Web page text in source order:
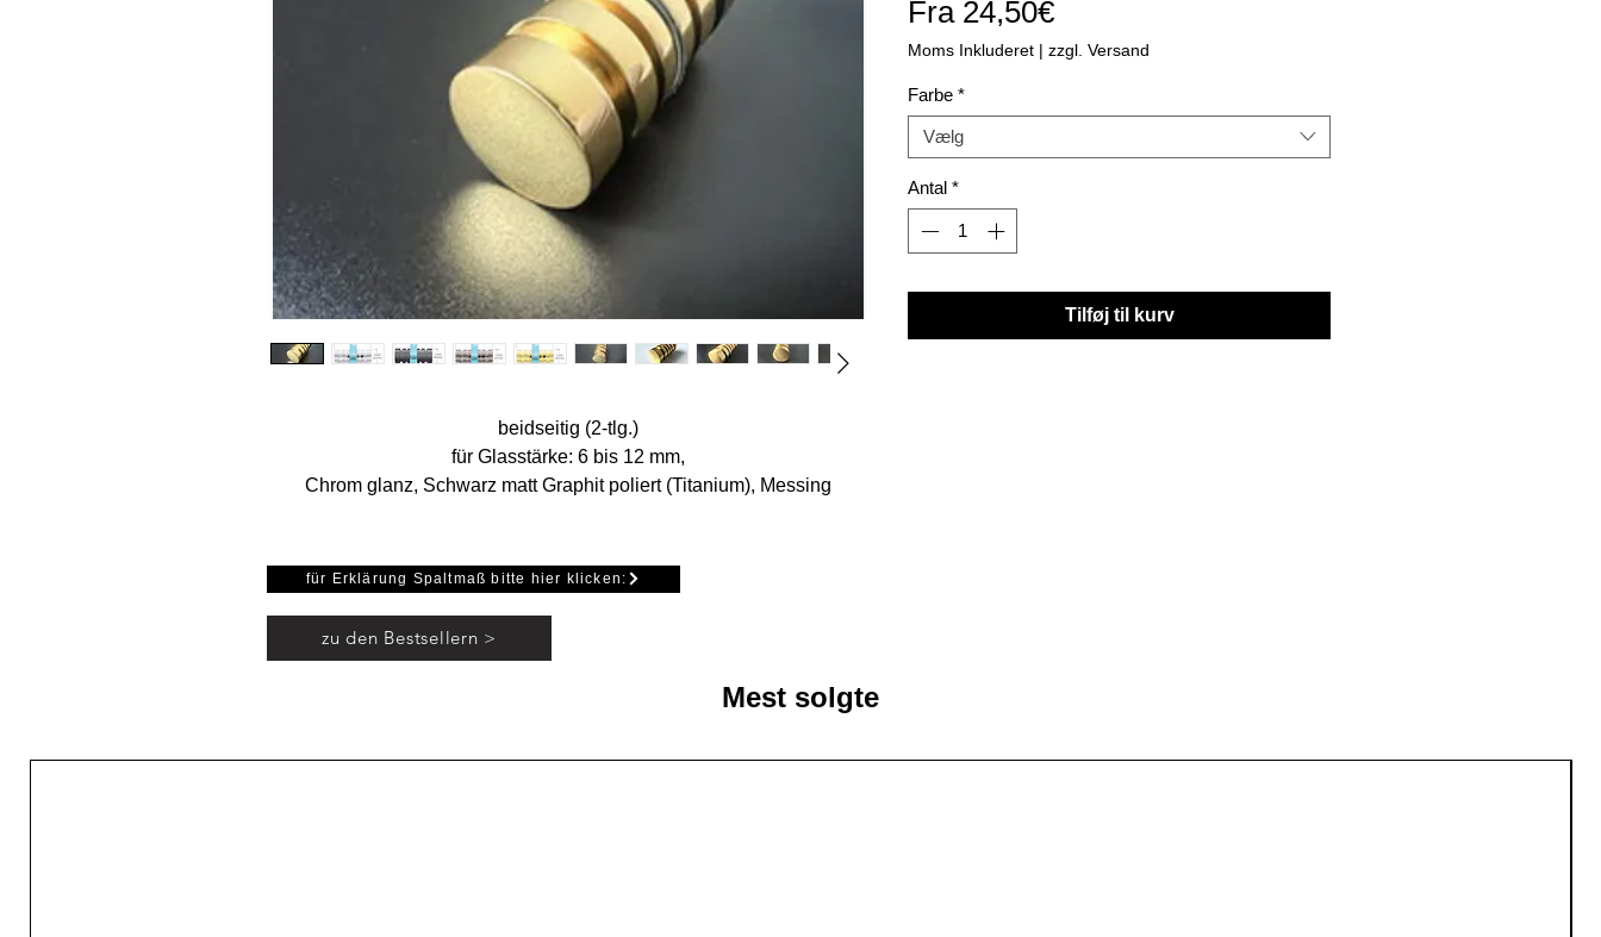
beidseitig (2-tlg.)
für Glasstärke: 6 bis 12 mm,
Chrom glanz, Schwarz matt Graphit poliert (Titanium), Messing
Lochbohrung im Glas: 10 oder 12 mm
Fra 24,50€Salgspris
Moms Inkluderet | zzgl. Versand
Farbe *
Vælg
Antal *
Tilføj til kurv
für Erklärung Spaltmaß bitte hier klicken:
zu den Bestsellern >
Mest solgte